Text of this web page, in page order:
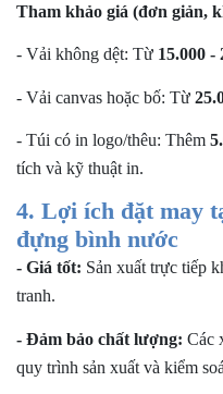
Tham khảo giá (đơn giản,
- Vải không dệt: Từ 15.000 -
- Vải canvas hoặc bố: Từ
- Túi có in logo/thêu: Thêm
tích và kỹ thuật in.
4. Lợi ích đặt may
đựng bình nước
- Giá tốt: Sản xuất trực tiếp
tranh.
- Đảm bảo chất lượng: Các
quy trình sản xuất và kiểm